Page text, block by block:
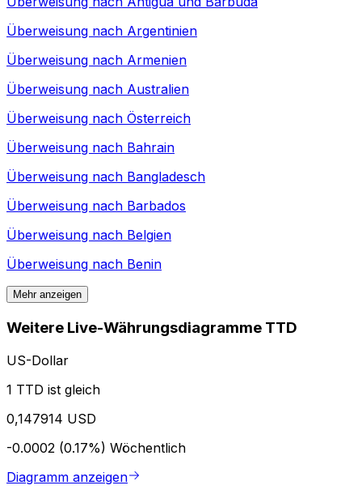
Überweisung nach Argentinien
Überweisung nach Armenien
Überweisung nach Australien
Überweisung nach Österreich
Überweisung nach Bahrain
Überweisung nach Bangladesch
Überweisung nach Barbados
Überweisung nach Belgien
Überweisung nach Benin
Mehr anzeigen
Weitere Live-Währungsdiagramme TTD
US-Dollar
1 TTD ist gleich
0,147914 USD
-0.0002 (0.17%) Wöchentlich
Diagramm anzeigen